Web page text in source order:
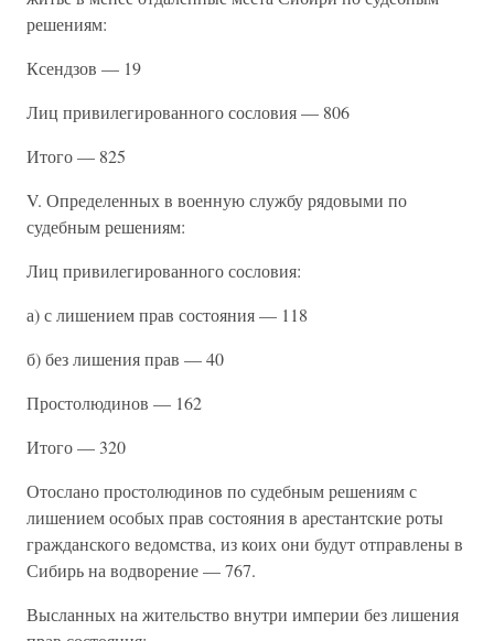
решениям:
Ксендзов — 19
Лиц привилегированного сословия — 806
Итого — 825
V. Определенных в военную службу рядовыми по
судебным решениям:
Лиц привилегированного сословия:
а) с лишением прав состояния — 118
б) без лишения прав — 40
Простолюдинов — 162
Итого — 320
Отослано простолюдинов по судебным решениям с
лишением особых прав состояния в арестантские роты
гражданского ведомства, из коих они будут отправлены в
Сибирь на водворение — 767.
Высланных на жительство внутри империи без лишения